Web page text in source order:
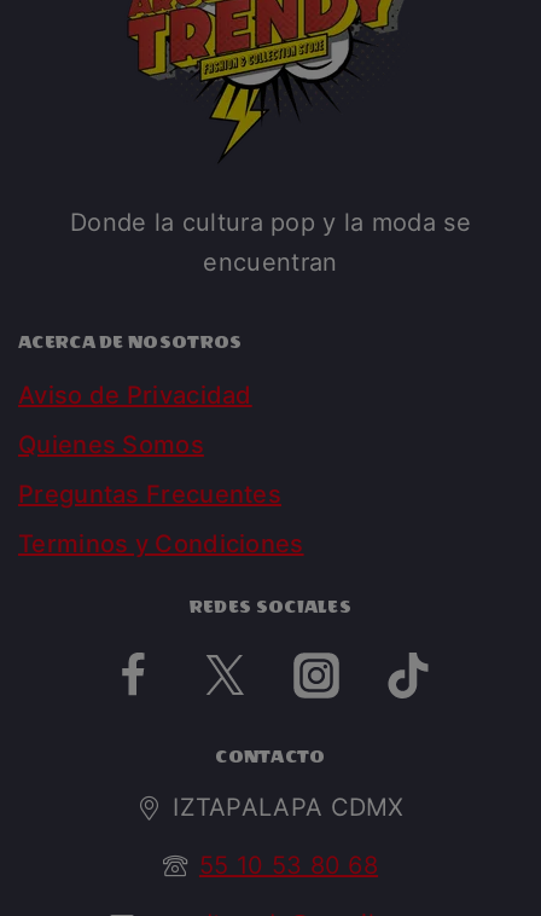
Donde la cultura pop y la moda se
encuentran
ACERCA DE NOSOTROS
Aviso de Privacidad
Quienes Somos
Preguntas Frecuentes
Terminos y Condiciones
REDES SOCIALES
CONTACTO
IZTAPALAPA CDMX
55 10 53 80 68